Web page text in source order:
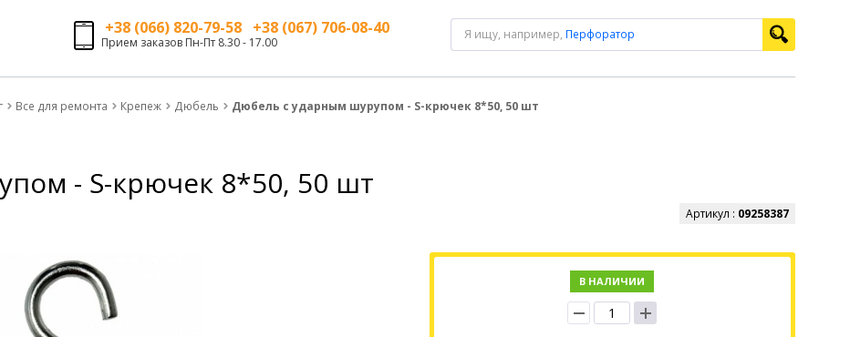
+38 (066) 820-79-58 +38 (067) 706-08-40
Прием заказов Пн-Пт 8.30 - 17.00
Я ищу, например, Перфоратор
Все для ремонта Крепеж Дюбель Дюбель с ударным шурупом - S-крючек 8*50, 50 шт
- S-крючек 8*50, 50 шт
Артикул : 09258387
В НАЛИЧИИ